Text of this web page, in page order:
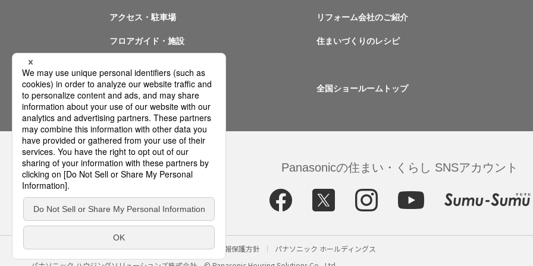
アクセス・駐車場
フロアガイド・施設
問い合わせ
リフォーム会社のご紹介
住まいづくりのレシピ
全国ショールームトップ
Panasonicの住まい・くらし SNSアカウント
サイトのご利用にあたって クッキーポリシー 個人情報保護方針 パナソニック ホールディングス